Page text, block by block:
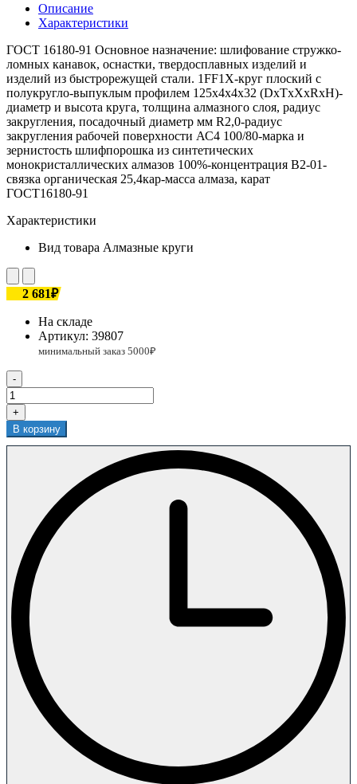
Описание
Характеристики
ГОСТ 16180-91 Основное назначение: шлифование стружко-
ломных канавок, оснастки, твердосплавных изделий и
изделий из быстрорежущей стали. 1FF1X-круг плоский с
полукругло-выпуклым профилем 125х4х4х32 (DxTxXxRxH)-
диаметр и высота круга, толщина алмазного слоя, радиус
закругления, посадочный диаметр мм R2,0-радиус
закругления рабочей поверхности АС4 100/80-марка и
зернистость шлифпорошка из синтетических
монокристаллических алмазов 100%-концентрация В2-01-
связка органическая 25,4кар-масса алмаза, карат
ГОСТ16180-91
Характеристики
Вид товара Алмазные круги
2 681₽
На складе
Артикул: 39807
-
+
В корзину